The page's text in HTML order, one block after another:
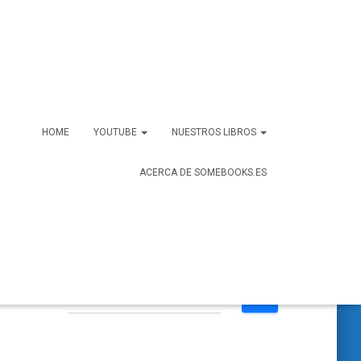
HOME YOUTUBE NUESTROS LIBROS
ACERCA DE SOMEBOOKS.ES
u